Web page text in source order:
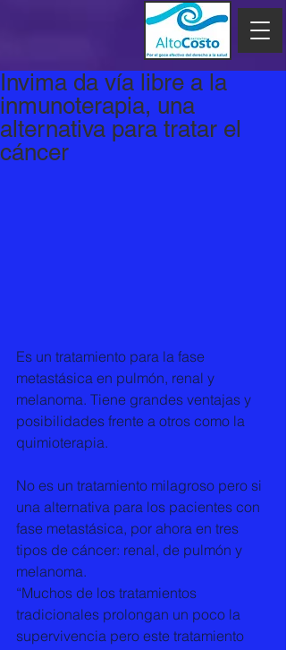
Invima da vía libre a la
inmunoterapia, una
alternativa para tratar el
cáncer
Es un tratamiento para la fase
metastásica en pulmón, renal y
melanoma. Tiene grandes ventajas y
posibilidades frente a otros como la
quimioterapia.
No es un tratamiento milagroso pero si
una alternativa para los pacientes con
fase metastásica, por ahora en tres
tipos de cáncer: renal, de pulmón y
melanoma.
“Muchos de los tratamientos
tradicionales prolongan un poco la
supervivencia pero este tratamiento